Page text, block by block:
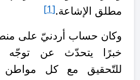
مطلق الإشاعة.[1]
وكان حساب أردنيّ على
خبرًا يتحدّث عن توجّه
للتّحقيق مع كل مواطن